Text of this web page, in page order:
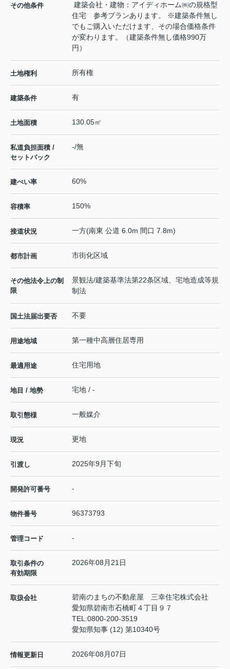
その他条件
建築会社・建物：アイディホーム㈱の規格型
住宅 参考プランあります。 ※建築条件無し
でもご購入いただけます、その場合価格条件
が変わります。（建築条件無し価格990万
円）
土地権利 所有権
建築条件 有
土地面積 130.05㎡
私道負担面積 /
セットバック
-/無
建ぺい率 60%
容積率 150%
接道状況 一方(南東 公道 6.0m 間口 7.8m)
都市計画 市街化区域
その他法令上の制
限
景観法/建築基準法第22条区域、宅地造成等規
制法
国土法届出要否 不要
用途地域 第一種中高層住居専用
最適用途 住宅用地
地目 / 地勢 宅地 / -
取引態様 一般媒介
現況 更地
引渡し 2025年9月下旬
開発許可番号 -
物件番号 96373793
管理コード -
取引条件の
有効期限
2026年08月21日
取扱会社
碧南のまちの不動産屋 三幸住宅株式会社
愛知県碧南市石橋町４丁目９７
TEL:0800-200-3519
愛知県知事 (12) 第10340号
情報更新日 2026年08月07日